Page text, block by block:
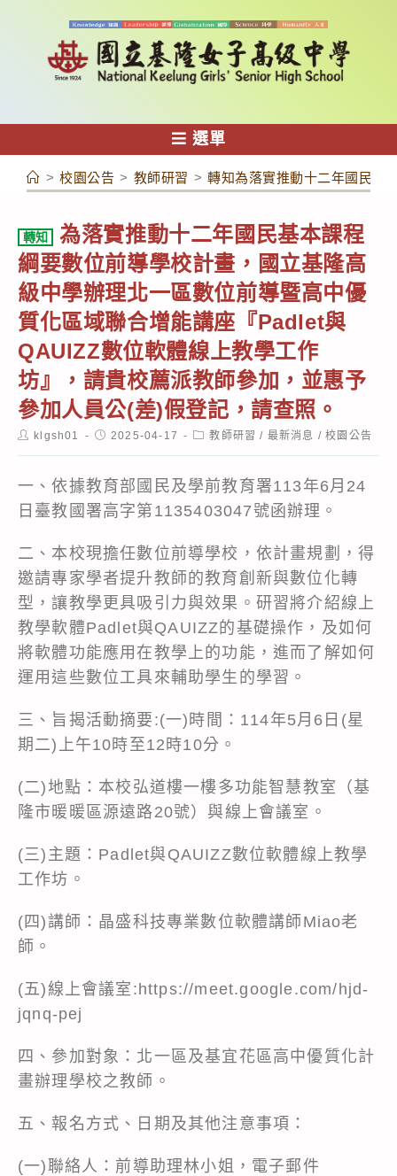
容
選單
> 校園公告 > 教師研習 > 轉知為落實推動十二年國民基
轉知
為落實推動十二年國民基本課程
綱要數位前導學校計畫，國立基隆高
級中學辦理北一區數位前導暨高中優
質化區域聯合增能講座『Padlet與
QAUIZZ數位軟體線上教學工作
坊』，請貴校薦派教師參加，並惠予
參加人員公(差)假登記，請查照。
Postklgsh01
Post2025-04-17
Post教師研習 / 最新消息 / 校園公告
一、依據教育部國民及學前教育署113年6月24
日臺教國署高字第1135403047號函辦理。
二、本校現擔任數位前導學校，依計畫規劃，得
邀請專家學者提升教師的教育創新與數位化轉
型，讓教學更具吸引力與效果。研習將介紹線上
教學軟體Padlet與QAUIZZ的基礎操作，及如何
將軟體功能應用在教學上的功能，進而了解如何
運用這些數位工具來輔助學生的學習。
三、旨揭活動摘要:(一)時間：114年5月6日(星
期二)上午10時至12時10分。
(二)地點：本校弘道樓一樓多功能智慧教室（基
隆市暖暖區源遠路20號）與線上會議室。
(三)主題：Padlet與QAUIZZ數位軟體線上教學
工作坊。
(四)講師：晶盛科技專業數位軟體講師Miao老
師。
(五)線上會議室:https://meet.google.com/hjd-
jqnq-pej
四、參加對象：北一區及基宜花區高中優質化計
畫辦理學校之教師。
五、報名方式、日期及其他注意事項：
(一)聯絡人：前導助理林小姐，電子郵件